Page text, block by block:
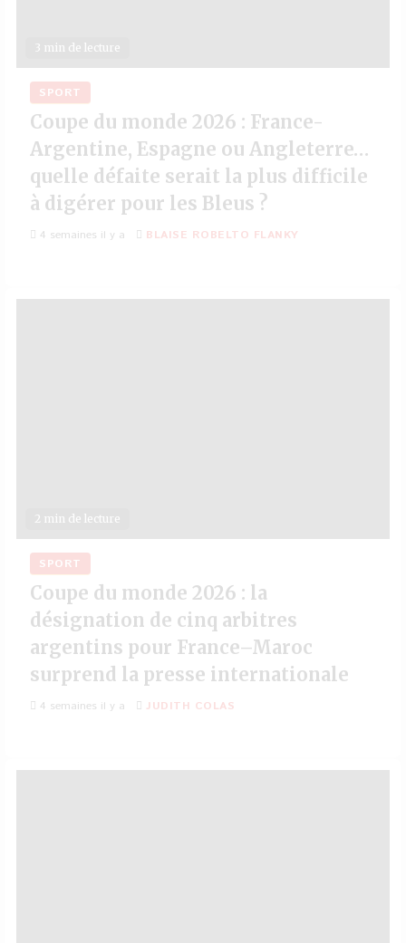
3 min de lecture
SPORT
Coupe du monde 2026 : France-
Argentine, Espagne ou Angleterre…
quelle défaite serait la plus difficile
à digérer pour les Bleus ?
4 semaines il y a BLAISE ROBELTO FLANKY
2 min de lecture
SPORT
Coupe du monde 2026 : la
désignation de cinq arbitres
argentins pour France–Maroc
surprend la presse internationale
4 semaines il y a JUDITH COLAS